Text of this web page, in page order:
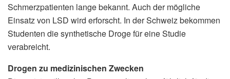
Schmerzpatienten lange bekannt. Auch der mögliche
Einsatz von LSD wird erforscht. In der Schweiz bekommen
Studenten die synthetische Droge für eine Studie
verabreicht.
Drogen zu medizinischen Zwecken